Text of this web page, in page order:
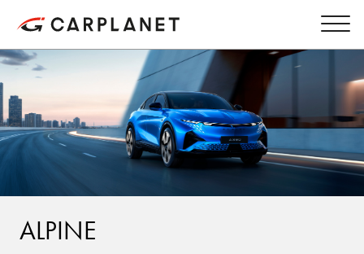
ALPINE